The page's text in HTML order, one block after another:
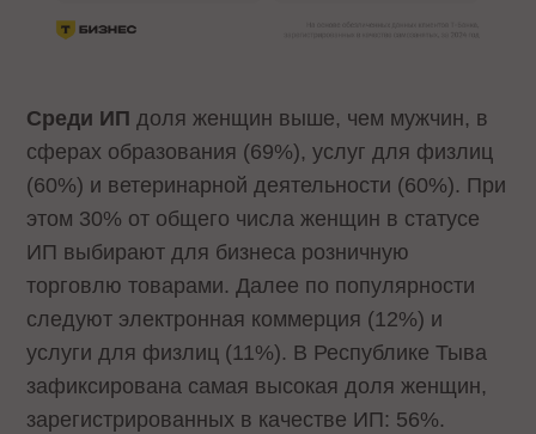
Среди ИП доля женщин выше, чем мужчин, в
сферах образования (69%), услуг для физлиц
(60%) и ветеринарной деятельности (60%). При
этом 30% от общего числа женщин в статусе
ИП выбирают для бизнеса розничную
торговлю товарами. Далее по популярности
следуют электронная коммерция (12%) и
услуги для физлиц (11%). В Республике Тыва
зафиксирована самая высокая доля женщин,
зарегистрированных в качестве ИП: 56%.